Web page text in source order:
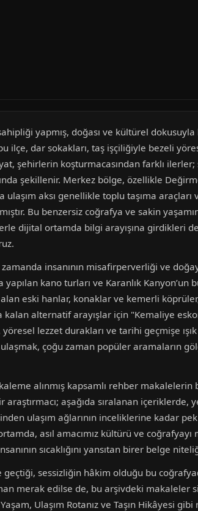
yapmış, doğası ve kültürel
ilçe, dar sokakları, taş işçiliğiyle bezeli
şehirlerin koşturmacasından farklı ilerler;
şekillenir. Merkez bölge, özellikle
aksı genellikle toplu taşıma
Bu benzersiz coğrafya ve sakin
dijital ortamda bilgi arayışına girdikleri
insanının misafirperverliği ve
yapılan kano turları ve Karanlık
eski hanlar, konaklar ve kemerli
kalan alternatif arayışlar için "Kemaliye
lezzet durakları ve tarihi geçmişe
çoğu zaman popüler aramaların
alınmış kapsamlı rehber
aşağıda sıralanan içeriklerde,
ulaşım ağlarının inceliklerine kadar
asıl amacımız kültürü ve coğrafyayı
sıcaklığını yansıtan birer belge
geçtiği, sessizliğin hâkim olduğu bu
merak edilse de, bu arşivdeki makaleler
Ulaşım Rotanız ve Taşın Hikâyesi